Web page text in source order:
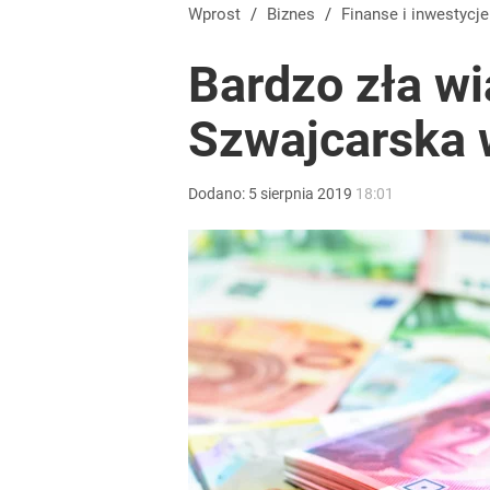
Tego sondażu premier nie może zlekceważyć.
Tajemnica paragonów grozy. Tak restauratorzy
Rząd szykuje nowe emerytury. Świadczenia
Wprost / Biznes / Finanse i inwestycje
Bardzo zła
Szwajcarska
Dodano: 5 sierpnia 2019 18:01